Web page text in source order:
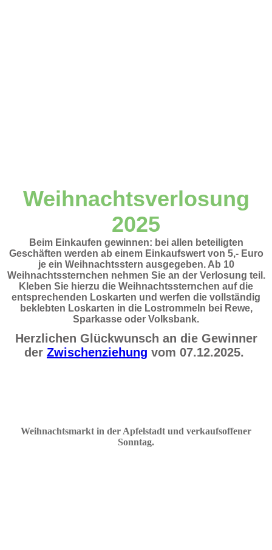
Weihnachtsverlosung
2025
Beim Einkaufen gewinnen: bei allen beteiligten
Geschäften werden ab einem Einkaufswert von 5,- Euro
je ein Weihnachtsstern ausgegeben. Ab 10
Weihnachtssternchen nehmen Sie an der Verlosung teil.
Kleben Sie hierzu die Weihnachtssternchen auf die
entsprechenden Loskarten und werfen die vollständig
beklebten Loskarten in die Lostrommeln bei Rewe,
Sparkasse oder Volksbank.
Herzlichen Glückwunsch an die Gewinner
der Zwischenziehung vom 07.12.2025.
Weihnachtsmarkt in der Apfelstadt und verkaufsoffener
Sonntag.